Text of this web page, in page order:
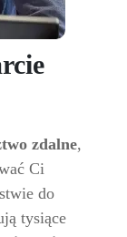
zdalne,
Ci
do
tysiące